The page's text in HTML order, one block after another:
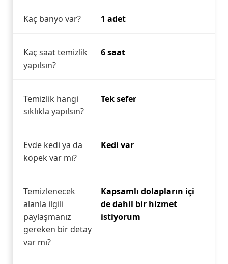
Kaç banyo var? 1 adet
Kaç saat temizlik
yapılsın?
6 saat
Temizlik hangi
sıklıkla yapılsın?
Tek sefer
Evde kedi ya da
köpek var mı?
Kedi var
Temizlenecek
alanla ilgili
paylaşmanız
gereken bir detay
var mı?
Kapsamlı dolapların içi
de dahil bir hizmet
istiyorum